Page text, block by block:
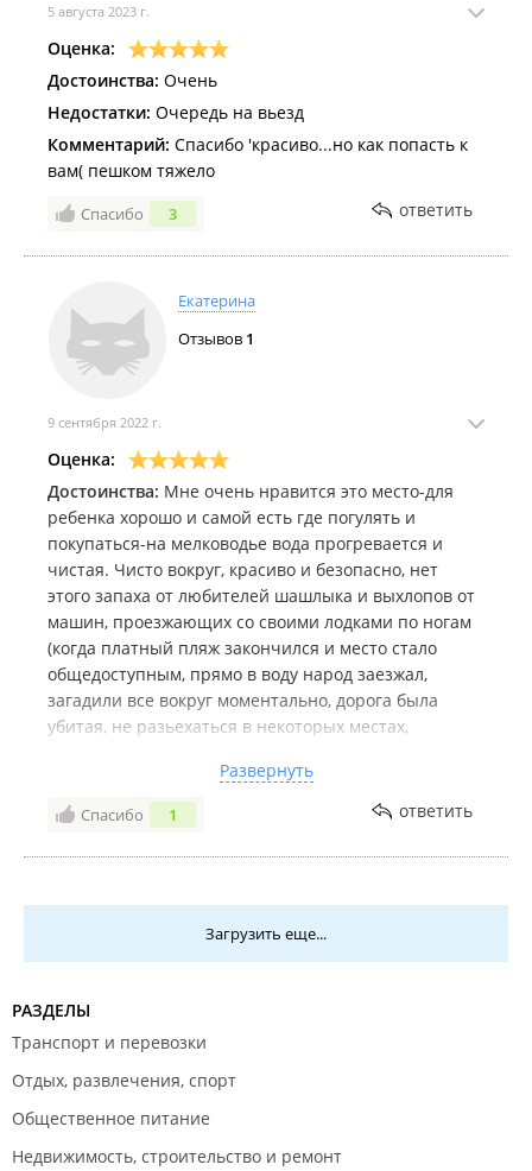
5 августа 2023 г.
Оценка:
Достоинства: Очень
Недостатки: Очередь на вьезд
Комментарий: Спасибо 'красиво...но как попасть к
вам( пешком тяжело
Спасибо 3 ответить
Екатерина
Отзывов 1
9 сентября 2022 г.
Оценка:
Достоинства: Мне очень нравится это место-для
ребенка хорошо и самой есть где погулять и
покупаться-на мелководье вода прогревается и
чистая. Чисто вокруг, красиво и безопасно, нет
этого запаха от любителей шашлыка и выхлопов от
машин, проезжающих со своими лодками по ногам
(когда платный пляж закончился и место стало
общедоступным, прямо в воду народ заезжал,
загадили все вокруг моментально, дорога была
убитая, не разьехаться в некоторых местах,
виде биотуалетов и перекусочных с ресторанными
прайсами, но это не критично. В целом считаю этот
пляж-парк весьма достойным местом для отдыха и
прогулок, тут власти постарались.
так же возможно, просто не все готовы приехать
пораньше или постоять в очереди-а так достаточно
цивилизованно все-дают номерок и проезжай.
Развернуть
Спасибо 1 ответить
Загрузить еще...
РАЗДЕЛЫ
Транспорт и перевозки
Отдых, развлечения, спорт
Общественное питание
Недвижимость, строительство и ремонт